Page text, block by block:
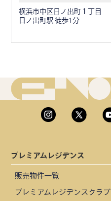
横浜市中区日ノ出町１丁目
日ノ出町駅 徒歩1分
プレミアムレジデンス
販売物件一覧
プレミアムレジデンスクラブ